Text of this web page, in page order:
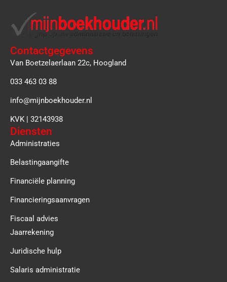
Contactgegevens
Van Boetzelaerlaan 22c, Hoogland
033 463 03 88
info@mijnboekhouder.nl
KVK | 32143938
Diensten
Administraties
Belastingaangifte
Financiële planning
Financieringsaanvragen
Fiscaal advies
Jaarrekening
Juridische hulp
Salaris administratie